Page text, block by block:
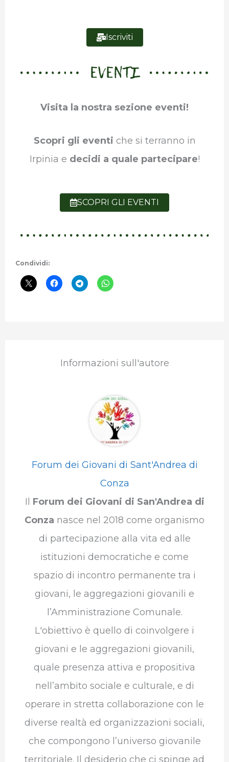
Iscriviti
EVENTI
Visita la nostra sezione eventi!
Scopri gli eventi che si terranno in
Irpinia e decidi a quale partecipare!
SCOPRI GLI EVENTI
Condividi:
Informazioni sull'autore
Forum dei Giovani di Sant'Andrea di
Conza
Il Forum dei Giovani di San'Andrea di
Conza nasce nel 2018 come organismo
di partecipazione alla vita ed alle
istituzioni democratiche e come
spazio di incontro permanente tra i
giovani, le aggregazioni giovanili e
l’Amministrazione Comunale.
L'obiettivo è quello di coinvolgere i
giovani e le aggregazioni giovanili,
quale presenza attiva e propositiva
nell’ambito sociale e culturale, e di
operare in stretta collaborazione con le
diverse realtà ed organizzazioni sociali,
che compongono l’universo giovanile
territoriale. Il desiderio che ci spinge ad